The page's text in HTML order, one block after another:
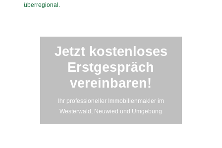
Jetzt kostenloses
Erstgespräch
vereinbaren!
Ihr professioneller Immobilienmakler im
Westerwald, Neuwied und Umgebung